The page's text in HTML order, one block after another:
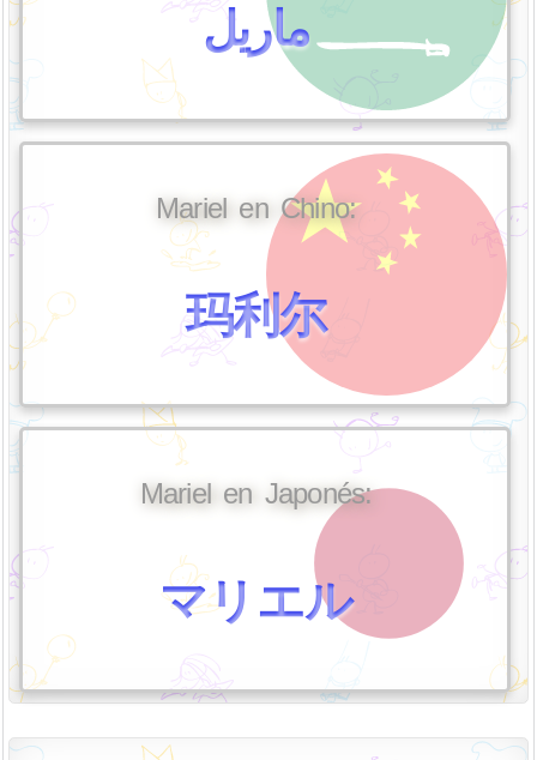
ماريل
Mariel en Chino:
玛利尔
Mariel en Japonés:
マリエル